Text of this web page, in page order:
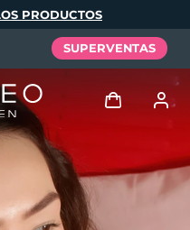
PRODUCTOS
SUPERVENTAS
Iniciar sesión
Perfil de usuario